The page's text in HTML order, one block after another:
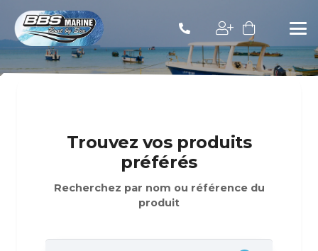
Trouvez vos produits
préférés
Recherchez par nom ou référence du
produit